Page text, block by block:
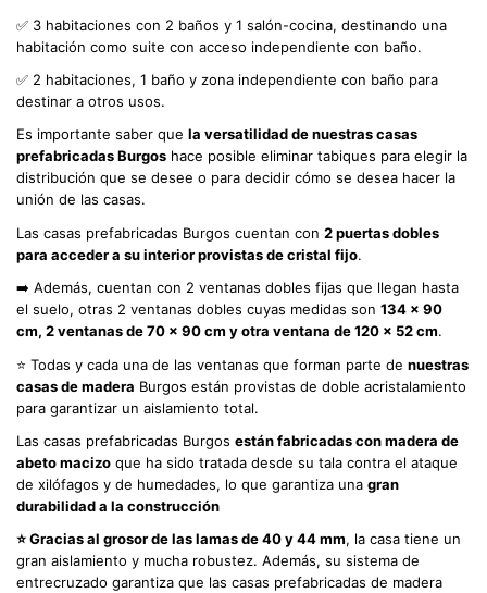
✅ 3 habitaciones con 2 baños y 1 salón-cocina, destinando una
habitación como suite con acceso independiente con baño.
✅ 2 habitaciones, 1 baño y zona independiente con baño para
destinar a otros usos.
Es importante saber que la versatilidad de nuestras casas
prefabricadas Burgos hace posible eliminar tabiques para elegir la
distribución que se desee o para decidir cómo se desea hacer la
unión de las casas.
Las casas prefabricadas Burgos cuentan con 2 puertas dobles
para acceder a su interior provistas de cristal fijo.
➡️ Además, cuentan con 2 ventanas dobles fijas que llegan hasta
el suelo, otras 2 ventanas dobles cuyas medidas son 134 x 90
cm, 2 ventanas de 70 x 90 cm y otra ventana de 120 x 52 cm.
⭐ Todas y cada una de las ventanas que forman parte de nuestras
casas de madera Burgos están provistas de doble acristalamiento
para garantizar un aislamiento total.
Las casas prefabricadas Burgos están fabricadas con madera de
abeto macizo que ha sido tratada desde su tala contra el ataque
de xilófagos y de humedades, lo que garantiza una gran
durabilidad a la construcción
⭐Gracias al grosor de las lamas de 40 y 44 mm, la casa tiene un
gran aislamiento y mucha robustez. Además, su sistema de
entrecruzado garantiza que las casas prefabricadas de madera